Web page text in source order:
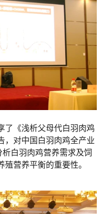
了《浅析父母代白羽肉鸡
，对中国白羽肉鸡全产业
白羽肉鸡营养需求及饲
营养平衡的重要性。